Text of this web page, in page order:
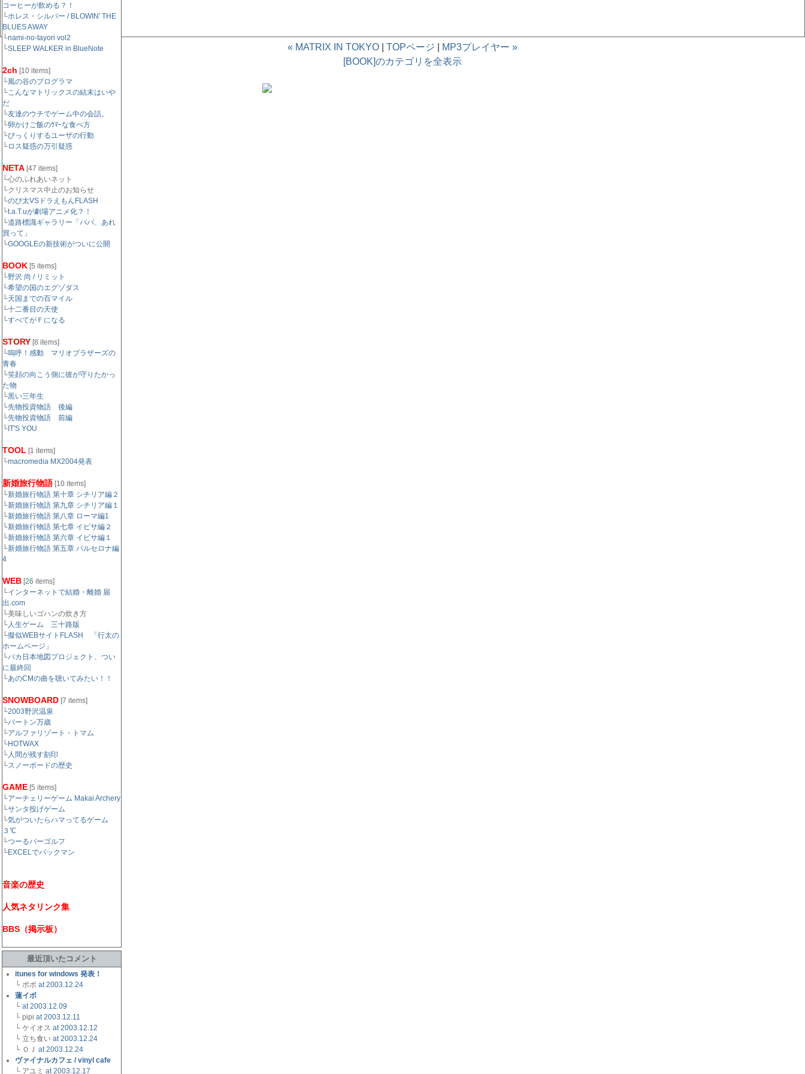
コーヒーが飲める？！
└ホレス・シルバー / BLOWIN' THE
BLUES AWAY
└nami-no-tayori vol2
└SLEEP WALKER in BlueNote
2ch [10 items]
└風の谷のプログラマ
└こんなマトリックスの結末はいや
だ
└友達のウチでゲーム中の会話。
└卵かけご飯のｳﾏｰな食べ方
└びっくりするユーザの行動
└ロス疑惑の万引疑惑
NETA [47 items]
└心のふれあいネット
└クリスマス中止のお知らせ
└のび太VSドラえもんFLASH
└t.a.T.uが劇場アニメ化？！
└道路標識ギャラリー「パパ、あれ
買って」
└GOOGLEの新技術がついに公開
BOOK [5 items]
└野沢 尚 / リミット
└希望の国のエグゾダス
└天国までの百マイル
└十二番目の天使
└すべてがＦになる
STORY [8 items]
└嗚呼！感動 マリオブラザーズの
青春
└笑顔の向こう側に彼が守りたかっ
た物
└黒い三年生
└先物投資物語 後編
└先物投資物語 前編
└ IT'S YOU
TOOL [1 items]
└macromedia MX2004発表
新婚旅行物語 [10 items]
└新婚旅行物語 第十章 シチリア編２
└新婚旅行物語 第九章 シチリア編１
└新婚旅行物語 第八章 ローマ編1
└新婚旅行物語 第七章 イビサ編２
└新婚旅行物語 第六章 イビサ編１
└新婚旅行物語 第五章 バルセロナ編
4
WEB [26 items]
└インターネットで結婚・離婚 届
出.com
└美味しいゴハンの炊き方
└人生ゲーム 三十路版
└擬似WEBサイトFLASH 「行太の
ホームページ」
└バカ日本地図プロジェクト、つい
に最終回
└あのCMの曲を聴いてみたい！！
SNOWBOARD [7 items]
└2003野沢温泉
└バートン万歳
└アルファリゾート・トマム
└HOTWAX
└人間が残す刻印
└スノーボードの歴史
GAME [5 items]
└アーチェリーゲーム Makai Archery
└サンタ投げゲーム
└気がついたらハマってるゲーム
３℃
└つーるバーゴルフ
└EXCELでパックマン
音楽の歴史
人気ネタリンク集
BBS（掲示板）
最近頂いたコメント
itunes for windows 発表！
└ ポポ at 2003.12.24
蓮イボ
└ at 2003.12.09
└ pipi at 2003.12.11
└ ケイオス at 2003.12.12
└ 立ち食い at 2003.12.24
└ ＯＪ at 2003.12.24
ヴァイナルカフェ / vinyl cafe
└ アユミ at 2003.12.17
« MATRIX IN TOKYO TOPページ
MP3プレイヤー »
[BOOK]のカテゴリを全表示